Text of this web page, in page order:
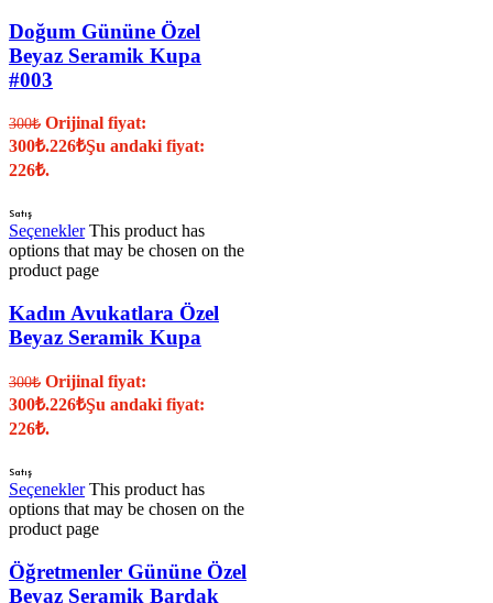
Doğum Gününe Özel
Beyaz Seramik Kupa
#003
300₺ Orijinal fiyat:
300₺.226₺Şu andaki fiyat:
226₺.
Satış
Seçenekler This product has
options that may be chosen on the
product page
Kadın Avukatlara Özel
Beyaz Seramik Kupa
300₺ Orijinal fiyat:
300₺.226₺Şu andaki fiyat:
226₺.
Satış
Seçenekler This product has
options that may be chosen on the
product page
Öğretmenler Gününe Özel
Beyaz Seramik Bardak